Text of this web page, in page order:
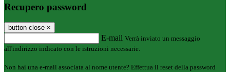
Recupero password
button close ×
E-mail Verrà inviato un messaggio
all'indirizzo indicato con le istruzioni necessarie.
Non hai una e-mail associata al nome utente? Effettua il reset della password